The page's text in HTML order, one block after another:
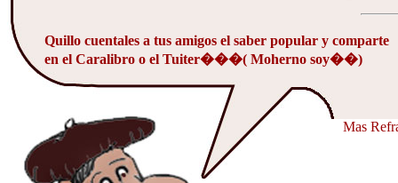
Quillo cuentales a tus amigos el saber popular y comparte
en el Caralibro o el Tuiter���( Moherno soy��)
Mas